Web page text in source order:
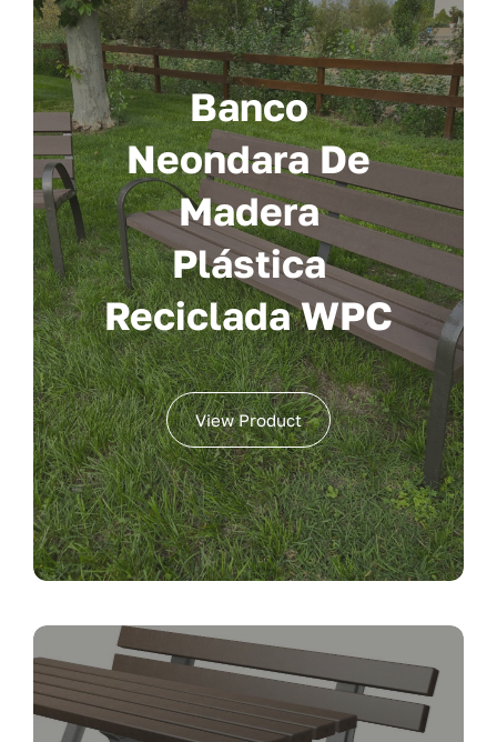
Banco
Neondara De
Madera
Plástica
Reciclada WPC
View Product